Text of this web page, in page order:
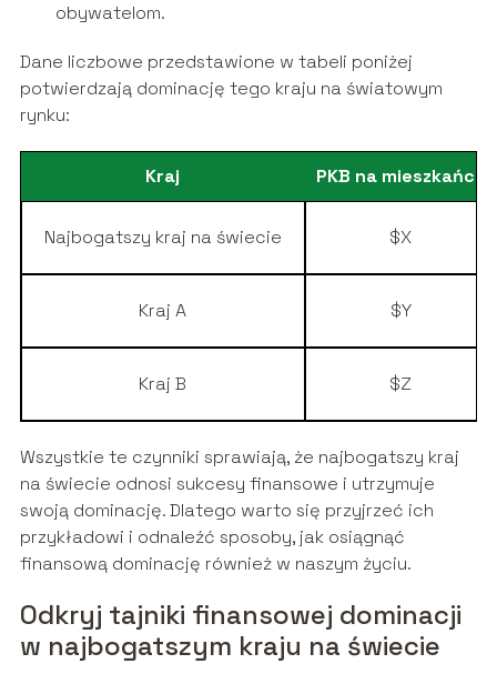
obywatelom.
Dane liczbowe przedstawione w tabeli poniżej
potwierdzają dominację tego kraju na światowym
rynku:
Kraj PKB na mieszkańca
Najbogatszy kraj na świecie $X
Kraj A $Y
Kraj B $Z
Wszystkie te czynniki sprawiają, że najbogatszy kraj
na świecie odnosi sukcesy finansowe i utrzymuje
swoją dominację. Dlatego warto się przyjrzeć ich
przykładowi i odnaleźć sposoby, jak osiągnąć
finansową dominację również w naszym życiu.
Odkryj tajniki finansowej dominacji
w najbogatszym kraju na świecie